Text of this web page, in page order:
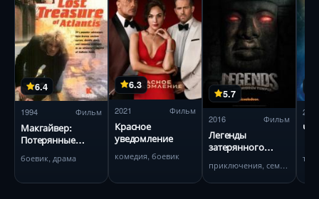
6.4
1994 Фильм
Макгайвер:
Потерянные
Атлантиды
боевик, драма
6.3
2021 Фильм
Красное
уведомление
комедия, боевик
5.7
2016 Фильм
Легенды
затерянного
2014